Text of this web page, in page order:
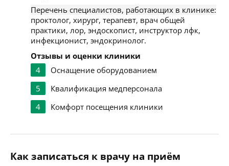
Перечень специалистов, работающих в клинике:
проктолог, хирург, терапевт, врач общей
практики, лор, эндоскопист, инструктор лфк,
инфекционист, эндокринолог.
Отзывы и оценки клиники
4
Оснащение оборудованием
5
Квалификация медперсонала
4
Комфорт посещения клиники
Как записаться к врачу на приём